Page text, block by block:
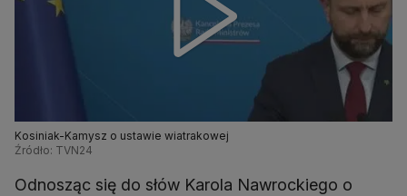
Kosiniak-Kamysz o ustawie wiatrakowej
Źródło: TVN24
Odnosząc się do słów Karola Nawrockiego o